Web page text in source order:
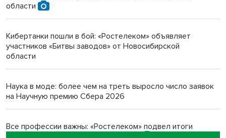
Инвалид получил условный срок за избиение врачей
протезом под Новосибирском
Новосибирский преподаватель с женой вошли в топ-16
многодетных в России
Обновлённое отделение ВТБ открылось в Искитиме
области
Кибертанки пошли в бой: «Ростелеком» объявляет
участников «Битвы заводов» от Новосибирской
области
Наука в моде: более чем на треть выросло число заявок
на Научную премию Сбера 2026
Все профессии важны: «Ростелеком» подвел итоги